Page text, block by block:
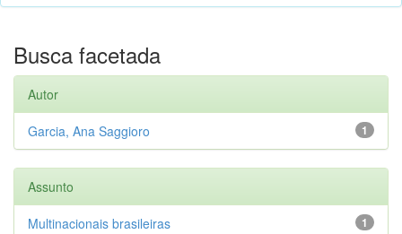
Busca facetada
Autor
1
Garcia, Ana Saggioro
Assunto
1
Multinacionais brasileiras